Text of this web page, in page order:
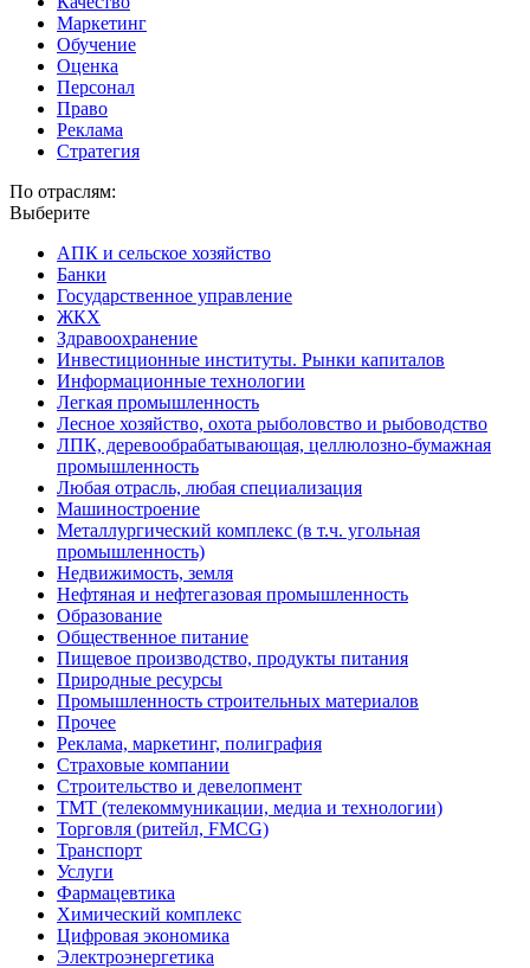
Маркетинг
Обучение
Оценка
Персонал
Право
Реклама
Стратегия
По отраслям:
Выберите
АПК и сельское хозяйство
Банки
Государственное управление
ЖКХ
Здравоохранение
Инвестиционные институты. Рынки капиталов
Информационные технологии
Легкая промышленность
Лесное хозяйство, охота рыболовство и рыбоводство
ЛПК, деревообрабатывающая, целлюлозно-бумажная
промышленность
Любая отрасль, любая специализация
Машиностроение
Металлургический комплекс (в т.ч. угольная
промышленность)
Недвижимость, земля
Нефтяная и нефтегазовая промышленность
Образование
Общественное питание
Пищевое производство, продукты питания
Природные ресурсы
Промышленность строительных материалов
Прочее
Реклама, маркетинг, полиграфия
Страховые компании
Строительство и девелопмент
ТМТ (телекоммуникации, медиа и технологии)
Торговля (ритейл, FMCG)
Транспорт
Услуги
Фармацевтика
Химический комплекс
Цифровая экономика
Электроэнергетика